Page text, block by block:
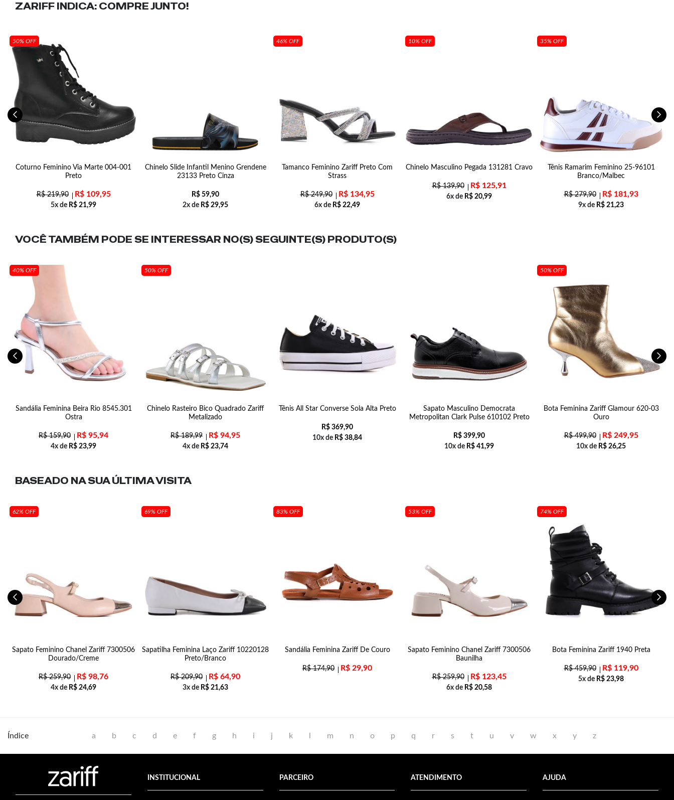
ZARIFF INDICA: COMPRE JUNTO!
50% OFF
Coturno Feminino Via Marte 004-001
Preto
R$219,90 R$109,95
5x de R$ 21,99
Chinelo Slide Infantil Menino Grendene
23133 Preto Cinza
R$ 59,90
2x de R$ 29,95
46% OFF
Tamanco Feminino Zariff Preto Com
Strass
R$249,90 R$134,95
6x de R$ 22,49
10% OFF
Chinelo Masculino Pegada 131281 Cravo
R$139,90 R$125,91
6x de R$ 20,99
35% OFF
Tênis Ramarim Feminino 25-96101
Branco/Malbec
R$279,90 R$181,93
9x de R$ 21,23
VOCÊ TAMBÉM PODE SE INTERESSAR NO(S) SEGUINTE(S) PRODUTO(S)
40% OFF
Sandália Feminina Beira Rio 8545.301
Ostra
R$159,90 R$ 95,94
4x de R$ 23,99
50% OFF
Chinelo Rasteiro Bico Quadrado Zariff
Metalizado
R$189,99 R$ 94,95
4x de R$ 23,74
Tênis All Star Converse Sola Alta Preto
R$ 369,90
10x de R$ 38,84
Sapato Masculino Democrata
Metropolitan Clark Pulse 610102 Preto
R$ 399,90
10x de R$ 41,99
50% OFF
Bota Feminina Zariff Glamour 620-03
Ouro
R$499,90 R$249,95
10x de R$ 26,25
BASEADO NA SUAÚLTIMA VISITA
62% OFF
Sapato Feminino Chanel Zariff 7300506
Dourado/Creme
R$259,90 R$ 98,76
4x de R$ 24,69
69% OFF
Sapatilha Feminina Laço Zariff 10220128
Preto/Branco
R$209,90 R$ 64,90
3x de R$ 21,63
83% OFF
Sandália Feminina Zariff De Couro
R$174,90 R$ 29,90
53% OFF
Sapato Feminino Chanel Zariff 7300506
Baunilha
R$259,90 R$123,45
6x de R$ 20,58
74% OFF
Bota Feminina Zariff 1940 Preta
R$459,90 R$119,90
5x de R$ 23,98
Índice a b c d e f g h i j k m n o p q r s t u v w x y z
INSTITUCIONAL PARCEIRO ATENDIMENTO AJUDA